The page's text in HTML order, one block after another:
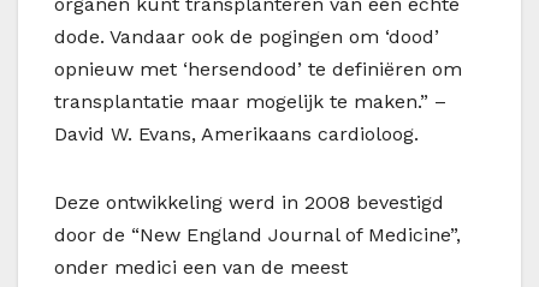
dode. Vandaar ook de pogingen om ‘dood’
opnieuw met ‘hersendood’ te definiëren om
transplantatie maar mogelijk te maken.” –
David W. Evans, Amerikaans cardioloog.
Deze ontwikkeling werd in 2008 bevestigd
door de “New England Journal of Medicine”,
onder medici een van de meest